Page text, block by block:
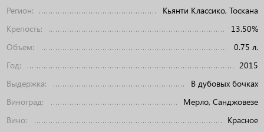
Регион:
Кьянти Классико, Тоскана
Крепость:
13.50%
Объем:
0.75 л.
Год:
2015
Выдержка:
В дубовых бочках
Виноград:
Мерло, Санджовезе
Вино:
Красное